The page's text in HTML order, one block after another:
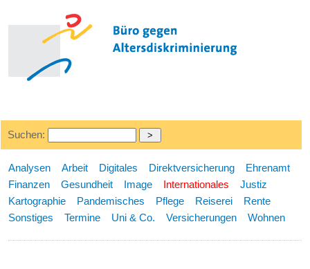
Suchen:
Analysen Arbeit Digitales Direktversicherung
Ehrenamt
Finanzen
Gesundheit Image Internationales
Justiz
Kartographie
Pandemisches Pflege Reiserei
Rente
Sonstiges
Termine Uni & Co. Versicherungen Wohnen